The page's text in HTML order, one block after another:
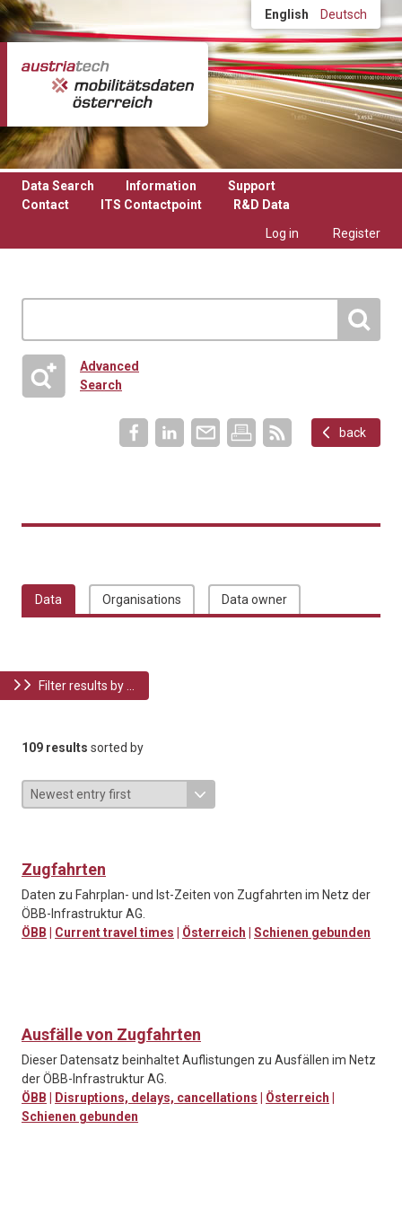
Skip to main content English Deutsch
Data Search Information
Support
Contact
ITS Contactpoint
R&D Data
Log in
Register
Advanced
Search
back
Data Organisations Data owner
Filter results by ...
109 results sorted by
Zugfahrten
Daten zu Fahrplan- und Ist-Zeiten von Zugfahrten im Netz der
ÖBB-Infrastruktur AG.
ÖBB
Current travel times Österreich Schienen gebunden
Ausfälle von Zugfahrten
Dieser Datensatz beinhaltet Auflistungen zu Ausfällen im Netz
der ÖBB-Infrastruktur AG.
ÖBB
Disruptions, delays, cancellations Österreich
Schienen gebunden